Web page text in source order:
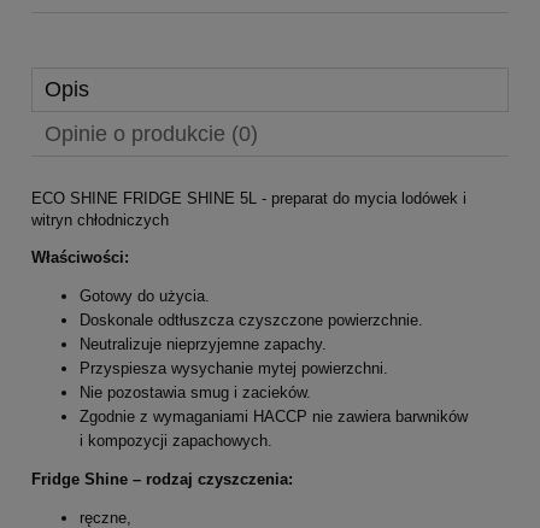
Opis
Opinie o produkcie (0)
ECO SHINE FRIDGE SHINE 5L - preparat do mycia lodówek i
witryn chłodniczych
Właściwości:
Gotowy do użycia.
Doskonale odtłuszcza czyszczone powierzchnie.
Neutralizuje nieprzyjemne zapachy.
Przyspiesza wysychanie mytej powierzchni.
Nie pozostawia smug i zacieków.
Zgodnie z wymaganiami HACCP nie zawiera barwników
i kompozycji zapachowych.
Fridge Shine – rodzaj czyszczenia:
ręczne,